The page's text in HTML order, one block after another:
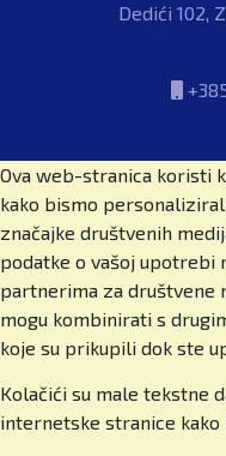
privatno
oksimoron. Moji
stvoriti. Tako je
Kreativan razvoj,
škola u Hrvatskoj.
2013. pokrenuli
of Zagreb
prvu britansku
imamo sve, od
Cambridge
iznimno raznoliku
gradimo kroz
Dedići 102,
Ova web-stranica koristi
kako bismo
značajke društvenih
podatke o vašoj upotrebi
partnerima za društvene
mogu kombinirati s
koje su prikupili dok ste
Kolačići su male tekstne
internetske stranice